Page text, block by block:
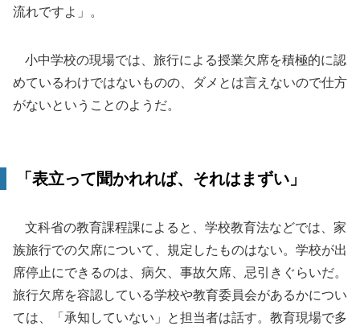
流れですよ」。
小中学校の現場では、旅行による授業欠席を積極的に認
めているわけではないものの、ダメとは言えないので仕方
がないということのようだ。
「表立って聞かれれば、それはまずい」
文科省の教育課程課によると、学校教育法などでは、家
族旅行での欠席について、規定したものはない。学校が出
席停止にできるのは、病欠、事故欠席、忌引きぐらいだ。
旅行欠席を容認している学校や教育委員会があるかについ
ては、「承知していない」と担当者は話す。教育現場で多